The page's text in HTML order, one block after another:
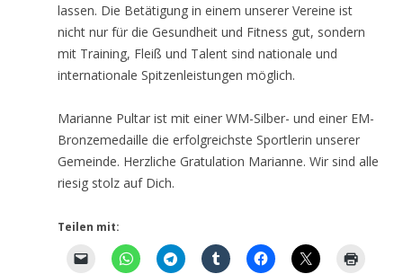
lassen. Die Betätigung in einem unserer Vereine ist
nicht nur für die Gesundheit und Fitness gut, sondern
mit Training, Fleiß und Talent sind nationale und
internationale Spitzenleistungen möglich.
Marianne Pultar ist mit einer WM-Silber- und einer EM-
Bronzemedaille die erfolgreichste Sportlerin unserer
Gemeinde. Herzliche Gratulation Marianne. Wir sind alle
riesig stolz auf Dich.
Teilen mit: